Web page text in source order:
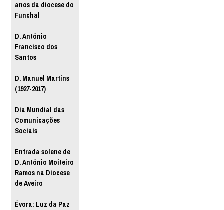
anos da diocese do
Funchal
D. António
Francisco dos
Santos
D. Manuel Martins
(1927-2017)
Dia Mundial das
Comunicações
Sociais
Entrada solene de
D. António Moiteiro
Ramos na Diocese
de Aveiro
Évora: Luz da Paz